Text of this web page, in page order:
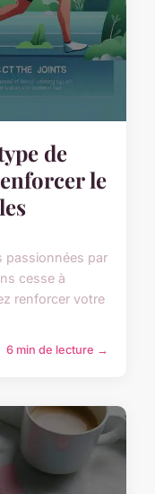
de
le
passionnées par
cesse à
renforcer votre
6 min de lecture →